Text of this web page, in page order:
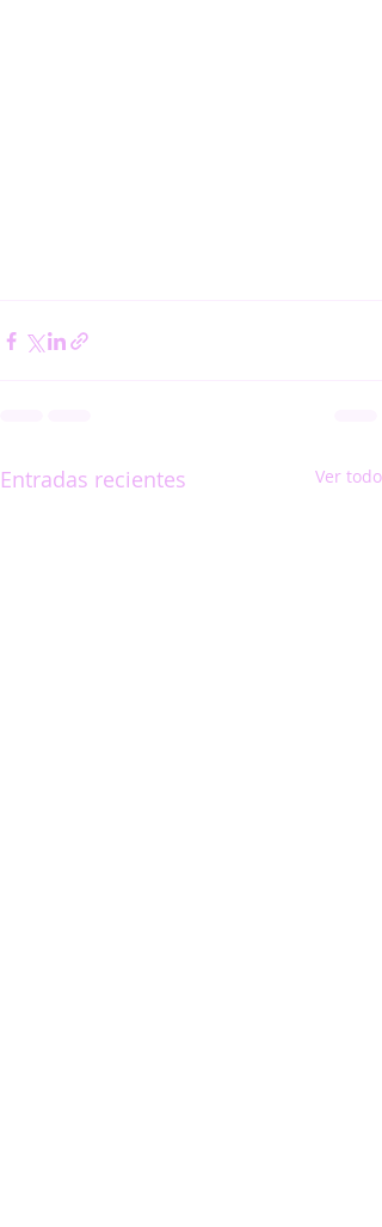
Entradas recientes Ver todo